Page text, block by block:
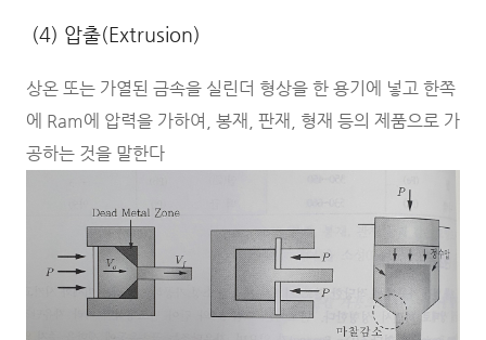
(4) 압출(Extrusion)
상온 또는 가열된 금속을 실린더 형상을 한 용기에 넣고 한쪽
에 Ram에 압력을 가하여, 봉재, 판재, 형재 등의 제품으로 가
공하는 것을 말한다